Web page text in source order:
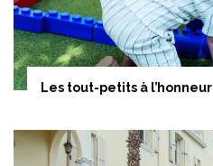
Les tout-petits à l’honneur